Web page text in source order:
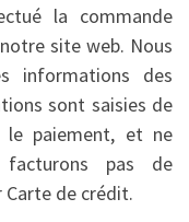
la commande
site web. Nous
informations des
sont saisies de
le paiement, et ne
pas de
de crédit.